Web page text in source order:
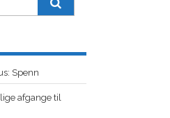
Spenn
afgange til